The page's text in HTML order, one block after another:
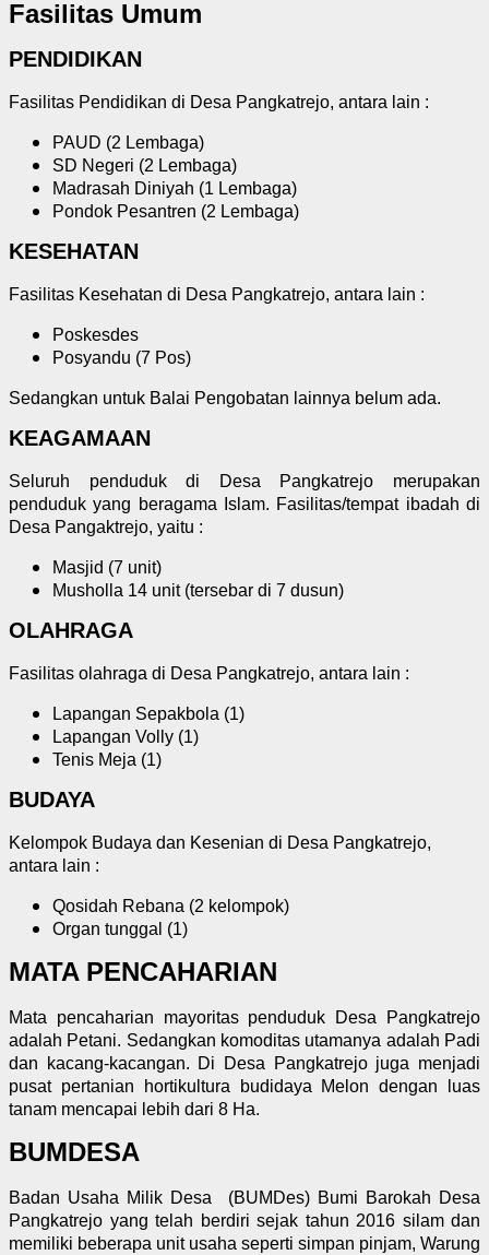
Fasilitas Umum
PENDIDIKAN
Fasilitas Pendidikan di Desa Pangkatrejo, antara lain :
PAUD (2 Lembaga)
SD Negeri (2 Lembaga)
Madrasah Diniyah (1 Lembaga)
Pondok Pesantren (2 Lembaga)
KESEHATAN
Fasilitas Kesehatan di Desa Pangkatrejo, antara lain :
Poskesdes
Posyandu (7 Pos)
Sedangkan untuk Balai Pengobatan lainnya belum ada.
KEAGAMAAN
Seluruh penduduk di Desa Pangkatrejo merupakan
penduduk yang beragama Islam. Fasilitas/tempat ibadah di
Desa Pangaktrejo, yaitu :
Masjid (7 unit)
Musholla 14 unit (tersebar di 7 dusun)
OLAHRAGA
Fasilitas olahraga di Desa Pangkatrejo, antara lain :
Lapangan Sepakbola (1)
Lapangan Volly (1)
Tenis Meja (1)
BUDAYA
Kelompok Budaya dan Kesenian di Desa Pangkatrejo,
antara lain :
Qosidah Rebana (2 kelompok)
Organ tunggal (1)
MATA PENCAHARIAN
Mata pencaharian mayoritas penduduk Desa Pangkatrejo
adalah Petani. Sedangkan komoditas utamanya adalah Padi
dan kacang-kacangan. Di Desa Pangkatrejo juga menjadi
pusat pertanian hortikultura budidaya Melon dengan luas
tanam mencapai lebih dari 8 Ha.
BUMDESA
Badan Usaha Milik Desa
(BUMDes) Bumi Barokah Desa
Pangkatrejo yang telah berdiri sejak tahun 2016 silam dan
memiliki beberapa unit usaha seperti simpan pinjam, Warung